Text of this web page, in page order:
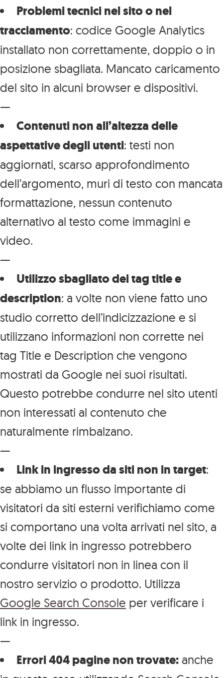
Problemi tecnici nel sito o nel
tracciamento: codice Google Analytics
installato non correttamente, doppio o in
posizione sbagliata. Mancato caricamento
del sito in alcuni browser e dispositivi.
—
Contenuti non all’altezza delle
aspettative degli utenti: testi non
aggiornati, scarso approfondimento
dell’argomento, muri di testo con mancata
formattazione, nessun contenuto
alternativo al testo come immagini e
video.
—
Utilizzo sbagliato dei tag title e
description: a volte non viene fatto uno
studio corretto dell’indicizzazione e si
utilizzano informazioni non corrette nei
tag Title e Description che vengono
mostrati da Google nei suoi risultati.
Questo potrebbe condurre nel sito utenti
non interessati al contenuto che
naturalmente rimbalzano.
—
Link in ingresso da siti non in target:
se abbiamo un flusso importante di
visitatori da siti esterni verifichiamo come
si comportano una volta arrivati nel sito, a
volte dei link in ingresso potrebbero
condurre visitatori non in linea con il
nostro servizio o prodotto. Utilizza
Google Search Console per verificare i
link in ingresso.
—
Errori 404 pagine non trovate: anche